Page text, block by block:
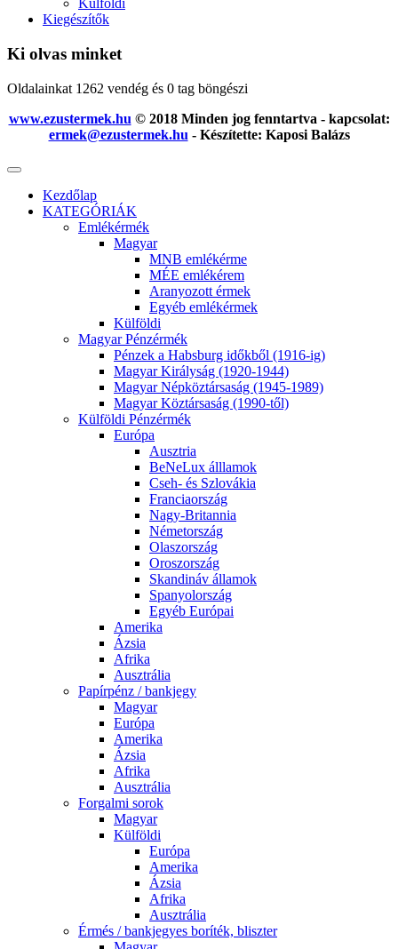
Külföldi
Kiegészítők
Ki olvas minket
Oldalainkat 1262 vendég és 0 tag böngészi
www.ezustermek.hu © 2018 Minden jog fenntartva - kapcsolat:
ermek@ezustermek.hu - Készítette: Kaposi Balázs
Kezdőlap
KATEGÓRIÁK
Emlékérmék
Magyar
MNB emlékérme
MÉE emlékérem
Aranyozott érmek
Egyéb emlékérmek
Külföldi
Magyar Pénzérmék
Pénzek a Habsburg időkből (1916-ig)
Magyar Királyság (1920-1944)
Magyar Népköztársaság (1945-1989)
Magyar Köztársaság (1990-től)
Külföldi Pénzérmék
Európa
Ausztria
BeNeLux álllamok
Cseh- és Szlovákia
Franciaország
Nagy-Britannia
Németország
Olaszország
Oroszország
Skandináv államok
Spanyolország
Egyéb Európai
Amerika
Ázsia
Afrika
Ausztrália
Papírpénz / bankjegy
Magyar
Európa
Amerika
Ázsia
Afrika
Ausztrália
Forgalmi sorok
Magyar
Külföldi
Európa
Amerika
Ázsia
Afrika
Ausztrália
Érmés / bankjegyes boríték, bliszter